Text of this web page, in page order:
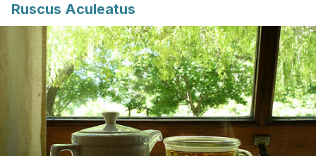
Ruscus Aculeatus